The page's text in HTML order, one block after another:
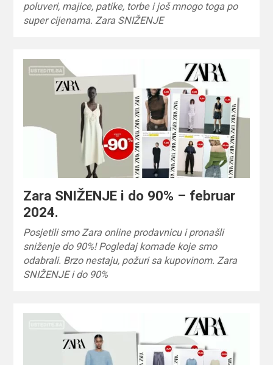
poluveri, majice, patike, torbe i još mnogo toga po
super cijenama. Zara SNIŽENJE
Zara SNIŽENJE i do 90% – februar
2024.
Posjetili smo Zara online prodavnicu i pronašli
sniženje do 90%! Pogledaj komade koje smo
odabrali. Brzo nestaju, požuri sa kupovinom. Zara
SNIŽENJE i do 90%